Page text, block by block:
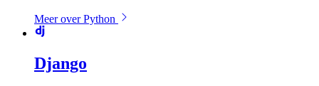
Meer over Python
Django